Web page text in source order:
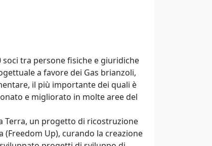
soci tra persone fisiche e giuridiche
a favore dei Gas brianzoli,
il più importante dei quali è
e migliorato in molte aree del
Terra, un progetto di ricostruzione
Up), curando la creazione